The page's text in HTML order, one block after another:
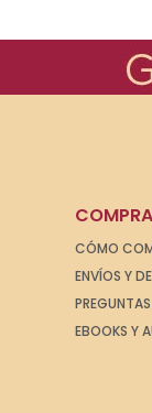
COMPRA
CÓMO
ENVÍOS Y
EBOOKS Y